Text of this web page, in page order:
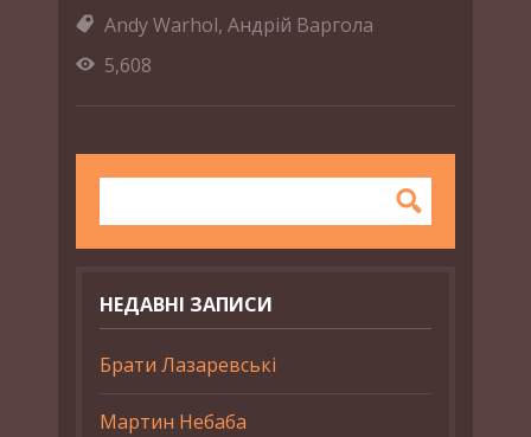
Andy Warhol, Андрій Варгола
5,608
НЕДАВНІ ЗАПИСИ
Брати Лазаревські
Мартин Небаба